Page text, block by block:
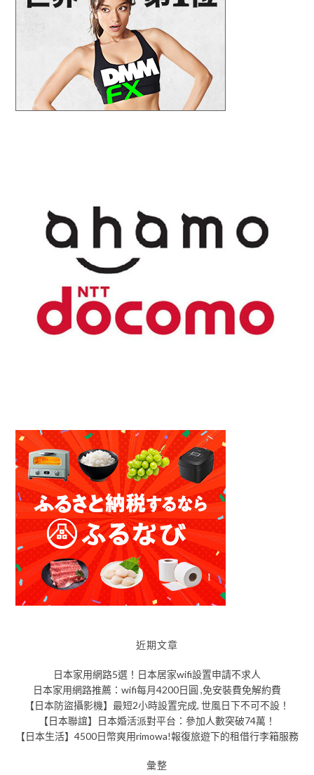
近期文章
日本家用網路5選！日本居家wifi設置申請不求人
日本家用網路推薦：wifi每月4200日圓 ,免安裝費免解約費
【日本防盜攝影機】最短2小時設置完成, 世風日下不可不設！
【日本聯誼】日本婚活派對平台：參加人數突破74萬！
【日本生活】4500日幣爽用rimowa!報復旅遊下的租借行李箱服務
彙整